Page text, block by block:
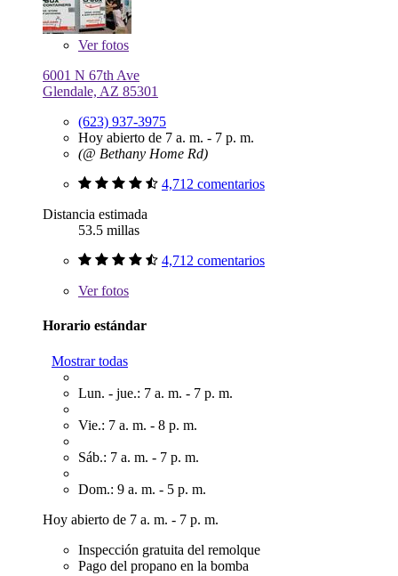
Verfotos
6001 N 67th Ave
Glendale, AZ 85301
(623) 937-3975
Hoy abierto de 7 a. m. - 7 p. m.
(@ Bethany Home Rd)
4,712 comentarios
Distancia estimada
53.5 millas
4,712 comentarios
Verfotos
Horario estándar
Mostrar todas
Lun. - jue.: 7 a. m. - 7 p. m.
Vie.: 7 a. m. - 8 p. m.
Sáb.: 7 a. m. - 7 p. m.
Dom.: 9 a. m. - 5 p. m.
Hoy abierto de 7 a. m. - 7 p. m.
Inspección gratuita del remolque
Pago del propano en la bomba